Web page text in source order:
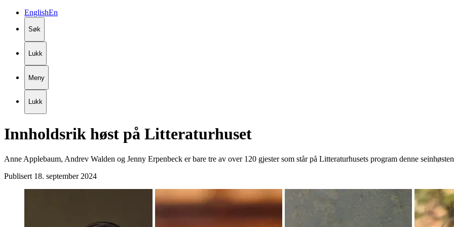
EnglishEn
Søk
Lukk
Meny
Lukk
Innholdsrik høst på Litteraturhuset
Anne Applebaum, Andrev Walden og Jenny Erpenbeck er bare tre av over 120 gjester som står på Litteraturhusets program denne
Publisert 18. september 2024